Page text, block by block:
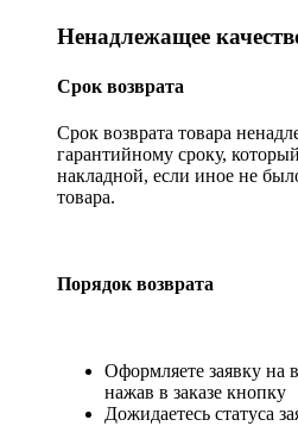
Ненадлежащее
Срок возврата
Срок возврата товара
гарантийному сроку,
накладной, если иное не
товара.
Порядок возврата
Оформляете заявку на
нажав в заказе кнопку
Дожидаетесь статуса